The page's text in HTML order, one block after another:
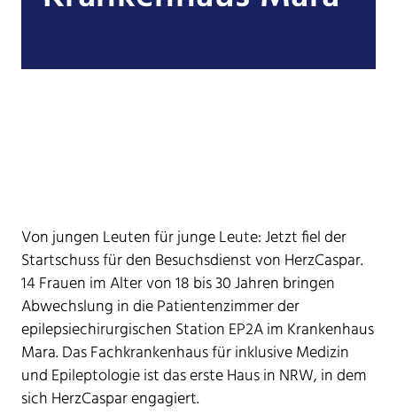
Von jungen Leuten für junge Leute: Jetzt fiel der
Startschuss für den Besuchsdienst von HerzCaspar.
14 Frauen im Alter von 18 bis 30 Jahren bringen
Abwechslung in die Patientenzimmer der
epilepsiechirurgischen Station EP2A im Krankenhaus
Mara. Das Fachkrankenhaus für inklusive Medizin
und Epileptologie ist das erste Haus in NRW, in dem
sich HerzCaspar engagiert.